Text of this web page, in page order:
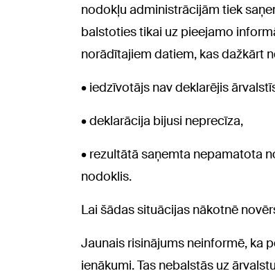
nodokļu administrācijām tiek
balstoties tikai uz pieejamo
norādītajiem datiem, kas dažkārt
• iedzīvotājs nav deklarējis
• deklarācija bijusi neprecīza,
• rezultātā saņemta nepamatota
nodoklis.
Lai šādas situācijas nākotnē
Jaunais risinājums neinformē, ka
ienākumi. Tas nebalstās uz